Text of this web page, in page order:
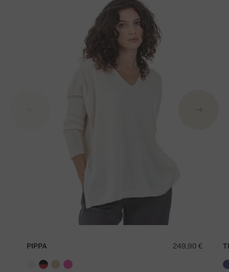
249,90 €
PIPPA